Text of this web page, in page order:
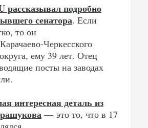
рассказывал подробно
сенатора. Если
то он
Черкесского
ему 39 лет. Отец
посты на заводах
интересная деталь из
— это то, что в 17